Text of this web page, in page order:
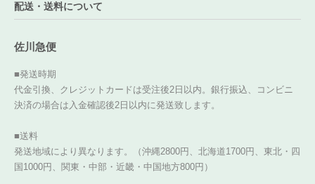
配送・送料について
佐川急便
■発送時期
代金引換、クレジットカードは受注後2日以内。銀行振込、コンビニ
決済の場合は入金確認後2日以内に発送致します。
■送料
発送地域により異なります。（沖縄2800円、北海道1700円、東北・四
国1000円、関東・中部・近畿・中国地方800円）